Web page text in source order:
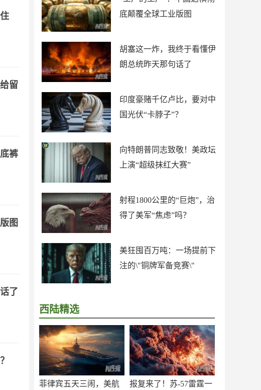
底颠覆全球工业版图
胡塞这一炸，我终于看懂伊
朗总统昨天那句话了
印度豪赌千亿卢比，要对中
国光伏“卡脖子”？
向特朗普同志致敬！美政坛
上演“超级抹红大赛”
射程1800公里的“巨炮”，治
得了美军“焦虑”吗？
美狂囤百万吨：一场提前下
注的\"铜牌军备竞赛\"
西陆精选
菲律宾五天三闹，美航
报复来了！苏-57雷霆一
留
裤
图
了